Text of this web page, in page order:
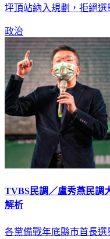
坪頂站納入規劃，拒絕選
政治
TVBS民調／盧秀燕民
解析
各黨備戰年底縣市首長